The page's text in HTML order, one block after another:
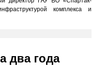
комплекса и
два года